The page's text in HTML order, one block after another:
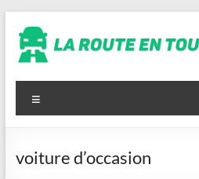
contenu
La
route
en
toute
conscience
voiture d’occasion